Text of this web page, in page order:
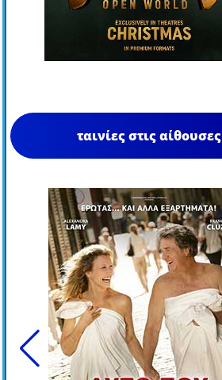
1/85
ταινίες στις αίθουσες